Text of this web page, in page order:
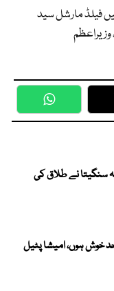
فیلڈ مارشل سید
وزیراعظم
WhatsApp
سنگیتا نے طلاق کی
خوش ہوں، امیشا پٹیل